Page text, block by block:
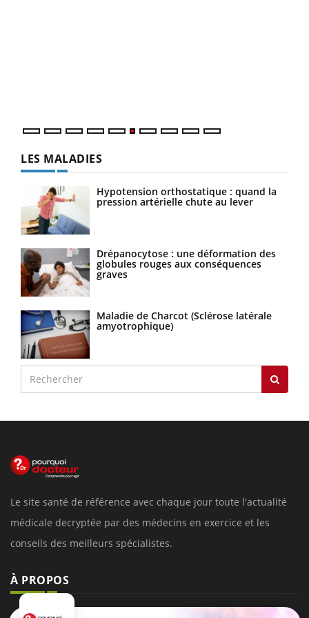
LES MALADIES
Hypotension orthostatique : quand la
pression artérielle chute au lever
Drépanocytose : une déformation des
globules rouges aux conséquences
graves
Maladie de Charcot (Sclérose latérale
amyotrophique)
Le site santé de référence avec chaque jour toute l'actualité
médicale decryptée par des médecins en exercice et les
conseils des meilleurs spécialistes.
À PROPOS